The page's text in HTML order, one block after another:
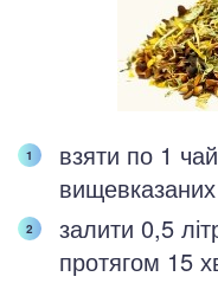
взяти по 1
залити 0,5
протягом 15